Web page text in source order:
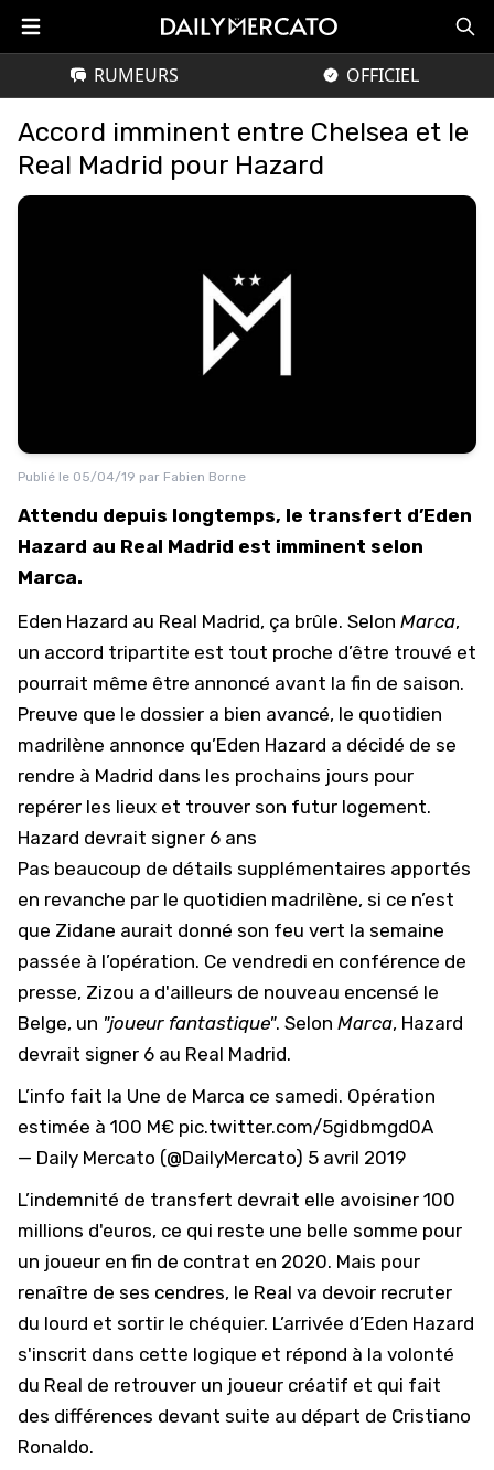
RUMEURS OFFICIEL
Accord imminent entre Chelsea et le
Real Madrid pour Hazard
Publié le 05/04/19 par Fabien Borne
Attendu depuis longtemps, le transfert d’Eden
Hazard au Real Madrid est imminent selon
Marca.
Eden Hazard au Real Madrid, ça brûle. Selon Marca,
un accord tripartite est tout proche d’être trouvé et
pourrait même être annoncé avant la fin de saison.
Preuve que le dossier a bien avancé, le quotidien
madrilène annonce qu’Eden Hazard a décidé de se
rendre à Madrid dans les prochains jours pour
repérer les lieux et trouver son futur logement.
Hazard devrait signer 6 ans
Pas beaucoup de détails supplémentaires apportés
en revanche par le quotidien madrilène, si ce n’est
que Zidane aurait donné son feu vert la semaine
passée à l’opération. Ce vendredi en conférence de
presse, Zizou a d'ailleurs de nouveau encensé le
Belge, un "joueur fantastique". Selon Marca, Hazard
devrait signer 6 au Real Madrid.
L’info fait la Une de Marca ce samedi. Opération
estimée à 100 M€ pic.twitter.com/5gidbmgd0A
— Daily Mercato (@DailyMercato) 5 avril 2019
L’indemnité de transfert devrait elle avoisiner 100
millions d'euros, ce qui reste une belle somme pour
un joueur en fin de contrat en 2020. Mais pour
renaître de ses cendres, le Real va devoir recruter
du lourd et sortir le chéquier. L’arrivée d’Eden Hazard
s'inscrit dans cette logique et répond à la volonté
du Real de retrouver un joueur créatif et qui fait
des différences devant suite au départ de Cristiano
Ronaldo.